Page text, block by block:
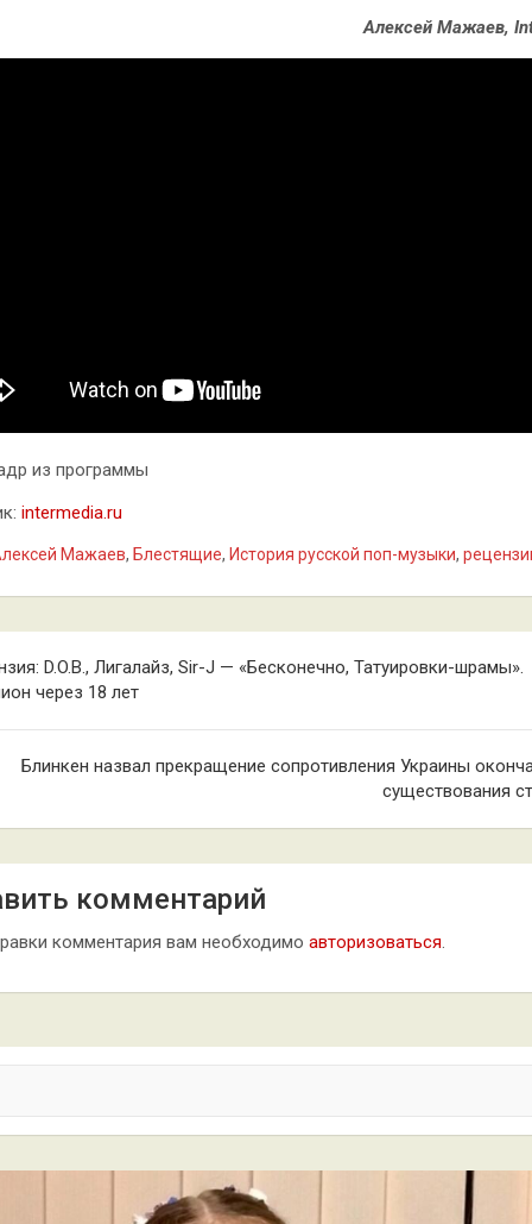
Алексей Мажаев,
из программы
intermedia.ru
Мажаев, Блестящие, История русской поп-музыки,
D.O.B., Лигалайз, Sir-J — «Бесконечно, Татуировки-шрамы».
через 18 лет
Блинкен назвал прекращение сопротивления Украины
существования
комментарий
комментария вам необходимо авторизоваться.